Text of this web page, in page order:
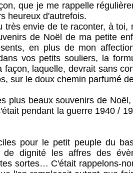
que je me rappelle
heureux d'autrefois.
envie de te raconter, à toi,
de Noël de ma petite
en plus de mon
vos petits souliers, la
laquelle, devrait sans
sur le doux chemin parfumé
beaux souvenirs de Noël,
pendant la guerre 1940 /
le petit peuple du
dignité les affres des
sortes… C'était rappelons-